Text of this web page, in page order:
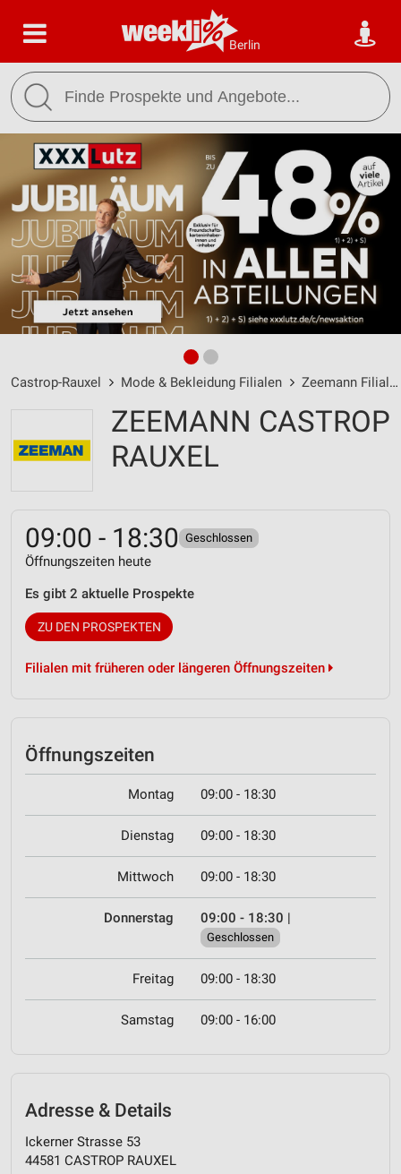
Berlin
Castrop-Rauxel Mode & Bekleidung Filialen Zeemann Filialen
ZEEMANN CASTROP
RAUXEL
09:00 - 18:30 Geschlossen
Öffnungszeiten heute
Es gibt 2 aktuelle Prospekte
ZU DEN PROSPEKTEN
Filialen mit früheren oder längeren Öffnungszeiten
Öffnungszeiten
Montag 09:00 - 18:30
Dienstag 09:00 - 18:30
Mittwoch 09:00 - 18:30
Donnerstag 09:00 - 18:30 |
Geschlossen
Freitag 09:00 - 18:30
Samstag 09:00 - 16:00
Adresse & Details
Ickerner Strasse 53
44581 CASTROP RAUXEL